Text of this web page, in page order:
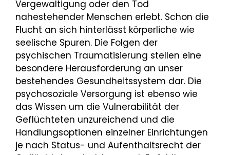
Vergewaltigung oder den Tod
nahestehender Menschen erlebt. Schon die
Flucht an sich hinterlässt körperliche wie
seelische Spuren. Die Folgen der
psychischen Traumatisierung stellen eine
besondere Herausforderung an unser
bestehendes Gesundheitssystem dar. Die
psychosoziale Versorgung ist ebenso wie
das Wissen um die Vulnerabilität der
Geflüchteten unzureichend und die
Handlungsoptionen einzelner Einrichtungen
je nach Status- und Aufenthaltsrecht der